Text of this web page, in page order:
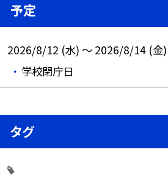
予定
2026/8/12 (水) ～ 2026/8/14 (金)
学校閉庁日
タグ